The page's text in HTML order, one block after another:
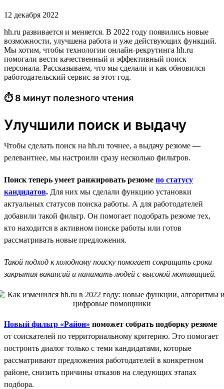
12 декабря 2022
hh.ru развивается и меняется. В 2022 году появились новые
возможности, улучшена работа и уже действующих функций.
Мы хотим, чтобы технологии онлайн-рекрутинга hh.ru
помогали вести качественный и эффективный поиск
персонала. Рассказываем, что мы сделали и как обновился
работодательский сервис за этот год.
⏱ 8 минут полезного чтения
Улучшили поиск и выдачу
Чтобы сделать поиск на hh.ru точнее, а выдачу резюме —
релевантнее, мы настроили сразу несколько фильтров.
Поиск теперь умеет ранжировать резюме по статусу
кандидатов. Для них мы сделали функцию установки
актуальных статусов поиска работы. А для работодателей
добавили такой фильтр. Он помогает подобрать резюме тех,
кто находится в активном поиске работы или готов
рассматривать новые предложения.
Такой подход к холодному поиску помогает сокращать сроки
закрытия вакансий и нанимать людей с высокой мотивацией.
Новый фильтр «Район» поможет собрать подборку резюме
от соискателей по территориальному критерию. Это помогает
построить диалог только с теми кандидатами, которые
рассматривают предложения работодателей в конкретном
районе, снизить причины отказов на следующих этапах
подбора.